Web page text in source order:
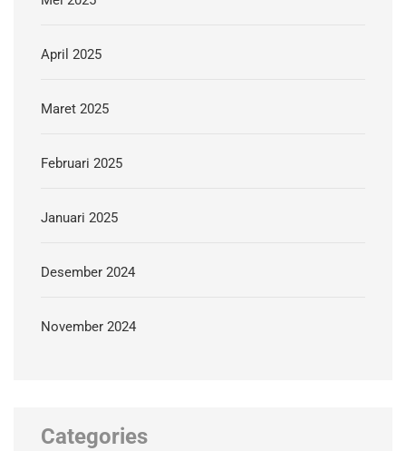
April 2025
Maret 2025
Februari 2025
Januari 2025
Desember 2024
November 2024
Categories